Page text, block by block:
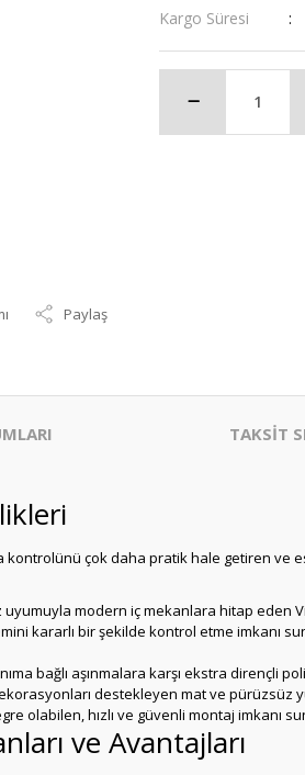
Paylaş
Kargo Süresi
TAKSİT
çok daha pratik hale getiren ve
modern iç mekanlara hitap eden
kararlı bir şekilde kontrol etme imkanı
bağlı aşınmalara karşı ekstra dirençli
destekleyen mat ve pürüzsüz
olabilen, hızlı ve güvenli montaj imkanı
ve Avantajları